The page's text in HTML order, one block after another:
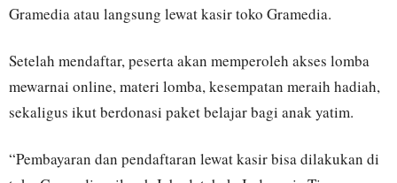
Gramedia atau langsung lewat kasir toko Gramedia.
Setelah mendaftar, peserta akan memperoleh akses lomba
mewarnai online, materi lomba, kesempatan meraih hadiah,
sekaligus ikut berdonasi paket belajar bagi anak yatim.
“Pembayaran dan pendaftaran lewat kasir bisa dilakukan di